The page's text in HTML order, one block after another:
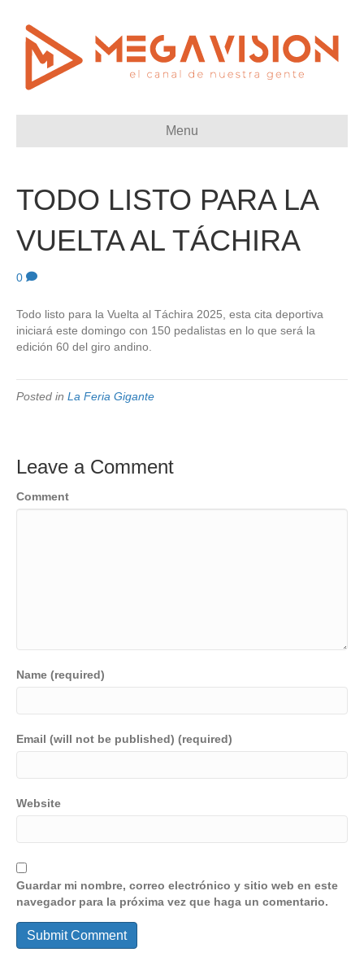
Menu
TODO LISTO PARA LA
VUELTA AL TÁCHIRA
0
Todo listo para la Vuelta al Táchira 2025, esta cita deportiva
iniciará este domingo con 150 pedalistas en lo que será la
edición 60 del giro andino.
Posted in La Feria Gigante
Leave a Comment
Comment
Name (required)
Email (will not be published) (required)
Website
Guardar mi nombre, correo electrónico y sitio web en este
navegador para la próxima vez que haga un comentario.